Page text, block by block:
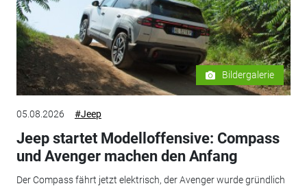
Bildergalerie
05.08.2026 #Jeep
Jeep startet Modelloffensive: Compass
und Avenger machen den Anfang
Der Compass fährt jetzt elektrisch, der Avenger wurde gründlich